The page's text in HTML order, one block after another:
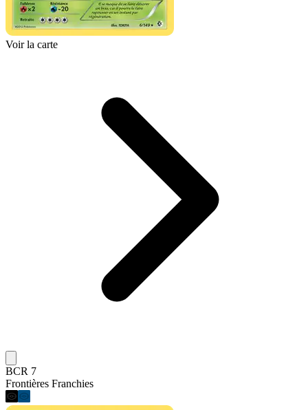
Voir la carte
BCR 7
Frontières Franchies